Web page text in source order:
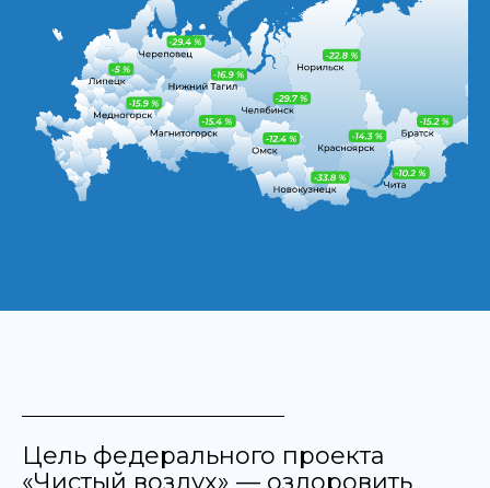
Цель федерального проекта
«Чистый воздух» — оздоровить